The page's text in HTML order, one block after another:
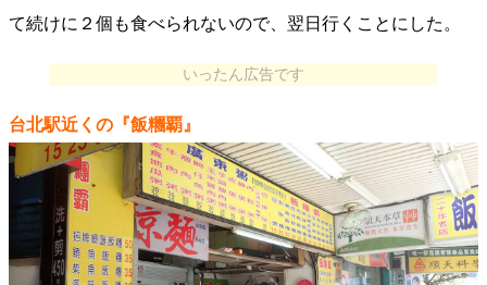
て続けに２個も食べられないので、翌日行くことにした。
いったん広告です
台北駅近くの『飯糰覇』